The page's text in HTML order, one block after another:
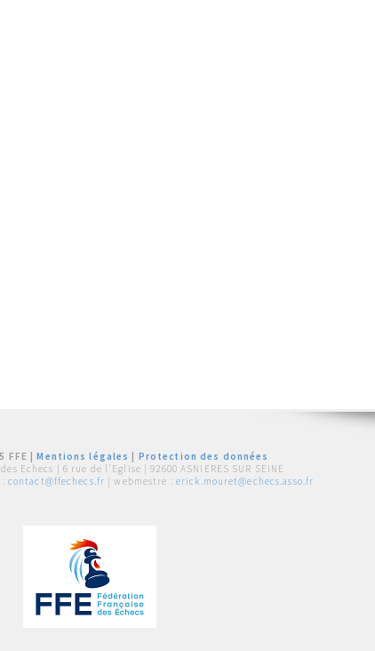
FFE |Mentions légales
Protection des données
Echecs | 6 rue de l'Eglise | 92600 ASNIERES SUR SEINE
contact@ffechecs.fr | webmestre : erick.mouret@echecs.asso.fr